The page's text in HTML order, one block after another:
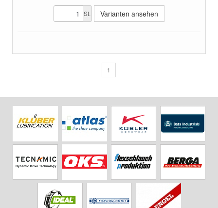
St. Varianten ansehen
1